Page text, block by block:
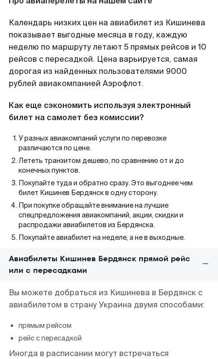
Календарь низких цен на авиабилет из Кишинева
показывает выгодные месяца в году, каждую
неделю по маршруту летают 5 прямых рейсов и 10
рейсов с пересадкой. Цена варьируется, самая
дорогая из найденных пользователями 9000
рублей авиакомпанией Аэрофлот.
Как еще сэкономить используя электронный
билет на самолет без комиссии?
У разных авиакомпаний услуги по перевозке
различаются по цене.
Лететь транзитом дешево, по сравнению от и до
конечных пунктов.
Покупайте туда и обратно сразу. Это выгоднее чем
билет Кишинев Бердянск в одну сторону.
При покупке обращайте внимание на лучшие
спецпредложения авиакомпаний, акции, скидки и
распродажи авиабилетов из Бердянска.
Покупайте авиабилет на неделе, а не в выходные.
Авиабилеты Кишинев Бердянск прямой рейс
или с пересадками
Вы можете добраться из Кишинева в Бердянск с
авиабилетом в страну Украина двумя способами:
прямым рейсом
рейс с пересадкой
Иногда в расписании могут встречаться